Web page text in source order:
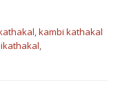
,kambi kathakal
,